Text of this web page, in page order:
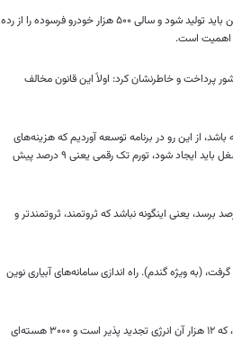
رئیس کمیسیون تلفیق برنامه هفتم توسعه افزود: در این برنامه قید شده است که ۱۲۹ میلیون لیتر بنزین باید تولید شود و سالی ۵۰۰ هزار خودرو فرسوده را از رده
پرداخت و خاطرنشان کرد: اولاً این قانون مخالف
از این رو در برنامه توسعه آوردیم که هزینه‌های
درمان ۳۰ درصد از جیب بیمار و ۷۰ درصد نیز از دولت پرداخت شود. در حوزه اشتغال‌زایی، یک میلیون شغل باید ایجاد شود، تورم تک رقمی یعنی ۹ درصد پیش
داد: در این برنامه آماده است، تملک دارایی سرمایه ۲۵ درصد بشود، فاصله دهک‌ها به ۳۵ درصد برسد، یعنی اینگونه نباشد که ثروتمند، ثروتمندتر و
اساسی در داخل انجام خواهد گرفت، (به ویژه گندم). راه اندازی سامانه‌های آبیاری نوین
عزیزی همچنین اضافه کرد: در برنامه پنج ساله به تولید ۱۲۴ هزار و چهارصد و هشتاد و پنج مگاوات برق، که ۱۲ هزار آن انرژی تجدید پذیر است و ۳۰۰۰ هسته‌ای